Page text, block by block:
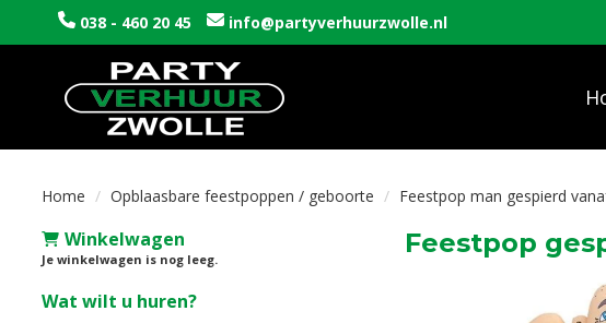
038 - 460 20 45 info@partyverhuurzwolle.nl
Home Opblaasbare feestpoppen / geboorte Feestpop man gespierd
Winkelwagen
Je winkelwagen is nog leeg.
Wat wilt u huren?
Feestpop